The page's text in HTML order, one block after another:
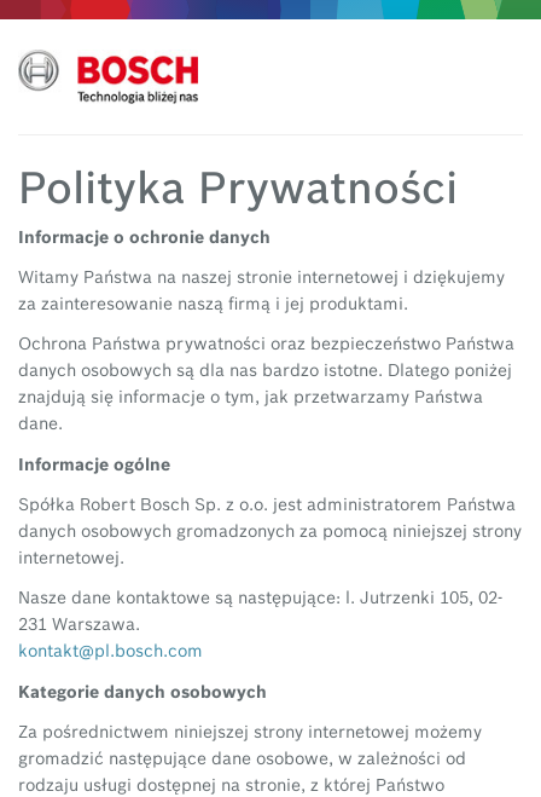
Polityka Prywatności
Informacje o ochronie danych
Witamy Państwa na naszej stronie internetowej i dziękujemy
za zainteresowanie naszą firmą i jej produktami.
Ochrona Państwa prywatności oraz bezpieczeństwo Państwa
danych osobowych są dla nas bardzo istotne. Dlatego poniżej
znajdują się informacje o tym, jak przetwarzamy Państwa
dane.
Informacje ogólne
Spółka Robert Bosch Sp. z o.o. jest administratorem Państwa
danych osobowych gromadzonych za pomocą niniejszej strony
internetowej.
Nasze dane kontaktowe są następujące: l. Jutrzenki 105, 02-
231 Warszawa.
kontakt@pl.bosch.com
Kategorie danych osobowych
Za pośrednictwem niniejszej strony internetowej możemy
gromadzić następujące dane osobowe, w zależności od
rodzaju usługi dostępnej na stronie, z której Państwo